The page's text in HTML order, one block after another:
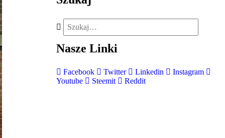
Nasze Linki
Facebook Twitter Linkedin
Instagram
Youtube
Steemit Reddit